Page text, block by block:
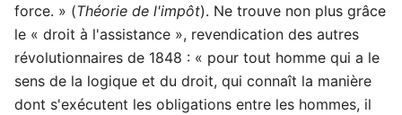
force. » (Théorie de l'impôt). Ne trouve non plus grâce
le « droit à l'assistance », revendication des autres
révolutionnaires de 1848 : « pour tout homme qui a le
sens de la logique et du droit, qui connaît la manière
dont s'exécutent les obligations entre les hommes, il